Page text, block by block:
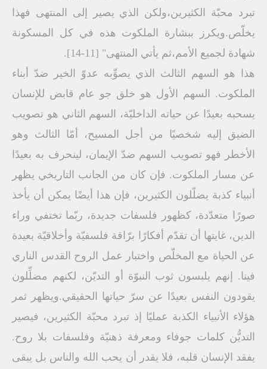
تبرد محبّة الكثيرين،ولكن الذي يصير إلى المنتهى فهذا
يخلّص.ويكرز ببشارة الملكوت هذه في كل المسكونة
شهادة لجميع الأمم،ثم يأتي المنتهى" [11-14].
هذا هو السهم الثالث الذي يصوِّبه عدوّ الخير ضدّ أبناء
الملكوت. السهم الأول هو خلق جو عام قابض للإنسان
يسحبه بعيدًا عن حياته الداخليّة، السهم الثاني هو تصويب
الضيق إليه شخصيًا من أجل المسيح، أمّا الثالث وهو
الأخطر فهو تصويب السهم ضدّ الإيمان، لينحرف به بعيدًا
عن مسار الملكوت. فإن كان من الجانب التاريخي يظهر
أنبياء كذبة يضلّلون الكثيرين، فإن هذا أيضًا يمكن أن يأخذ
صورًا متعدّدة، كظهور فلسفات جديدة، ربّما تختفي وراء
الدين، غايتها أن تقدّم أفكارًا برّاقة فلسفيّة وأخلاقيّة بعيدة
عن الحياة مع المخلّص واختبار عمل الروح القدس الناري
فينا. إنهم يلبسون ثوب النبوّة أو التديّن، لكنهم مضلِّلون
يقودون النفس بعيدًا عن سرّ حياتها الحقيقي.ويظهر ثمر
هؤلاء الأنبياء الكذبة عمليًا إذ تبرد محبّة الكثيرين، فيصير
التديُّن كلمات جوفاء ومعرفة ذهنيّة وفلسفات بلا روح.
يفقد الإنسان قلبه، فلا يقدر أن يحب الله والناس بل يبقى